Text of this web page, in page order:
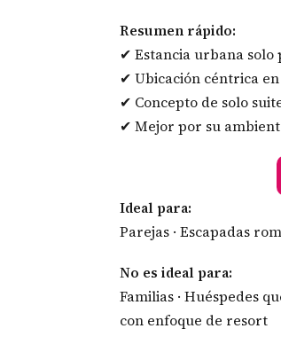
Resumen rápido:
✔ Estancia urbana solo
✔ Ubicación céntrica
✔ Concepto de solo
✔ Mejor por su
Ideal para:
Parejas · Escapadas
No es ideal para:
Familias · Huéspedes
con enfoque de resort